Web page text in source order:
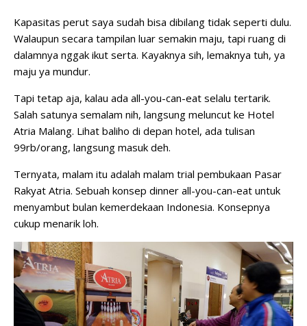
Kapasitas perut saya sudah bisa dibilang tidak seperti dulu.
Walaupun secara tampilan luar semakin maju, tapi ruang di
dalamnya nggak ikut serta. Kayaknya sih, lemaknya tuh, ya
maju ya mundur.
Tapi tetap aja, kalau ada all-you-can-eat selalu tertarik.
Salah satunya semalam nih, langsung meluncut ke Hotel
Atria Malang. Lihat baliho di depan hotel, ada tulisan
99rb/orang, langsung masuk deh.
Ternyata, malam itu adalah malam trial pembukaan Pasar
Rakyat Atria. Sebuah konsep dinner all-you-can-eat untuk
menyambut bulan kemerdekaan Indonesia. Konsepnya
cukup menarik loh.